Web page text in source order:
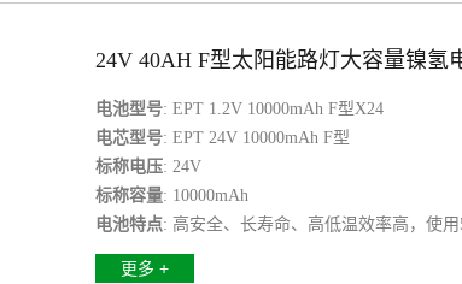
24V 40AH F型太阳能路灯大容量镍氢
电池型号: EPT 1.2V 10000mAh F型X24
电芯型号: EPT 24V 10000mAh F型
标称电压: 24V
标称容量: 10000mAh
电池特点: 高安全、长寿命、高低温效率高，使
量。任旧可以持续使用10小时以上
更多 +